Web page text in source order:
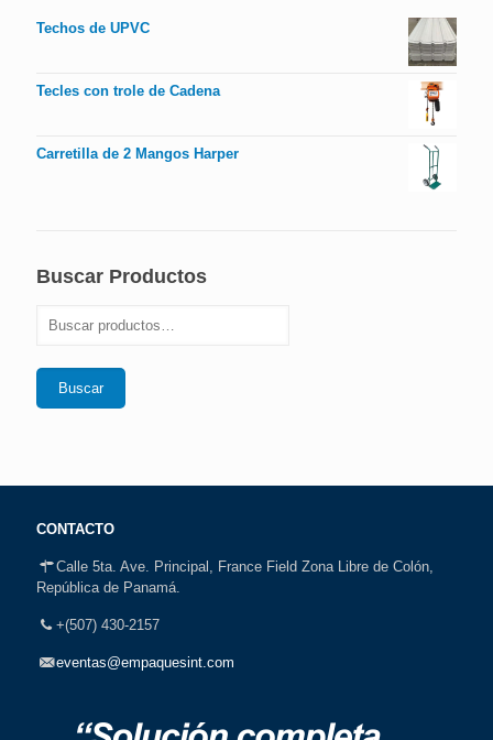
Techos de UPVC
Tecles con trole de Cadena
Carretilla de 2 Mangos Harper
Buscar Productos
Buscar
CONTACTO
Calle 5ta. Ave. Principal, France Field Zona Libre de Colón,
República de Panamá.
+(507) 430-2157
eventas@empaquesint.com